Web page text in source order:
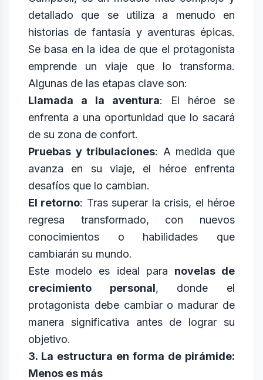
detallado que se utiliza a menudo en
historias de fantasía y aventuras épicas.
Se basa en la idea de que el protagonista
emprende un viaje que lo transforma.
Algunas de las etapas clave son:
Llamada a la aventura: El héroe se
enfrenta a una oportunidad que lo sacará
de su zona de confort.
Pruebas y tribulaciones: A medida que
avanza en su viaje, el héroe enfrenta
desafíos que lo cambian.
El retorno: Tras superar la crisis, el héroe
regresa transformado, con nuevos
conocimientos o habilidades que
cambiarán su mundo.
Este modelo es ideal para novelas de
crecimiento personal, donde el
protagonista debe cambiar o madurar de
manera significativa antes de lograr su
objetivo.
3. La estructura en forma de pirámide:
Menos es más